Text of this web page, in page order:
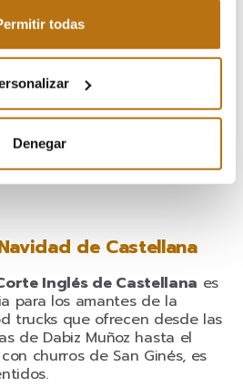
todas
Denegar
de diciembre (cerrado el 25 de
Recoletos (entre Colón y
11:00 A.M. a 21:00 P.M; 24
15:00 P.M; Cerrado: 25
de Castellana
Inglés de Castellana es
para los amantes de la
trucks que ofrecen desde las
de Dabiz Muñoz hasta el
churros de San Ginés, es